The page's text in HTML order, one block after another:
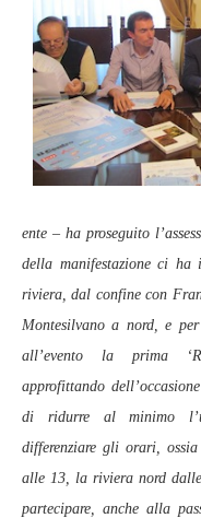
ente – ha proseguito
della manifestazione ci
riviera, dal confine con
Montesilvano a nord, e
all’evento la prima
approfittando
di ridurre al minimo
differenziare gli orari,
alle 13, la riviera nord
partecipare, anche alla